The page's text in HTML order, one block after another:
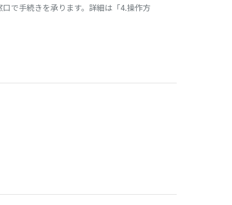
で手続きを承ります。詳細は「4.操作方